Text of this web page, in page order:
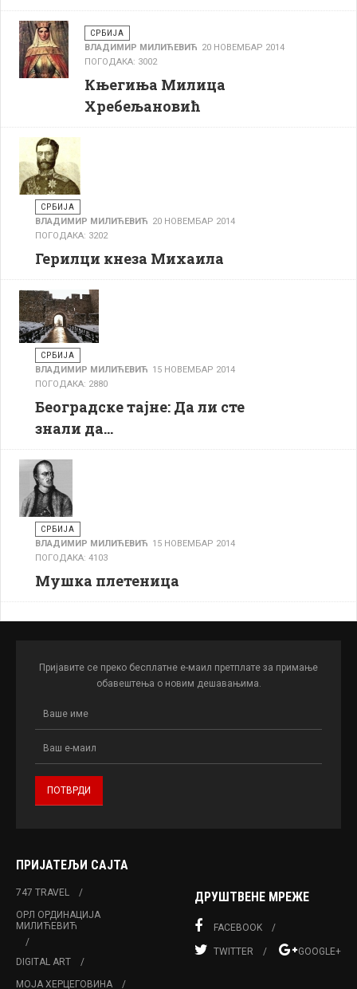
СРБИЈА
ВЛАДИМИР МИЛИЋЕВИЋ 20 НОВЕМБАР 2014
ПОГОДАКА: 3002
Књегиња Милица
Хребељановић
СРБИЈА
ВЛАДИМИР МИЛИЋЕВИЋ 20 НОВЕМБАР 2014
ПОГОДАКА: 3202
Герилци кнеза Михаила
СРБИЈА
ВЛАДИМИР МИЛИЋЕВИЋ 15 НОВЕМБАР 2014
ПОГОДАКА: 2880
Београдске тајне: Да ли сте
знали да…
СРБИЈА
ВЛАДИМИР МИЛИЋЕВИЋ 15 НОВЕМБАР 2014
ПОГОДАКА: 4103
Мушка плетеница
Пријавите се преко бесплатне е-маил претплате за примање
обавештења о новим дешавањима.
ПРИЈАТЕЉИ САЈТА
747 TRAVEL
ОРЛ ОРДИНАЦИЈА
МИЛИЋЕВИЋ
DIGITAL ART
МОЈА ХЕРЦЕГОВИНА
ДРУШТВЕНЕ МРЕЖЕ
FACEBOOK
TWITTER GOOGLE+